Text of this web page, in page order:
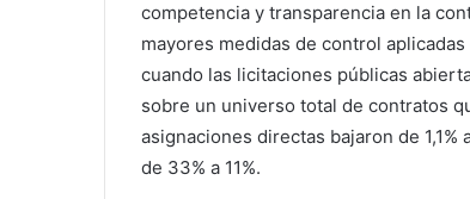
competencia y transparencia en la
mayores medidas de control
cuando las licitaciones públicas
sobre un universo total de contratos
asignaciones directas bajaron de
de 33% a 11%.